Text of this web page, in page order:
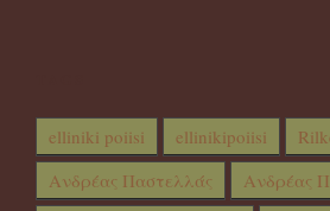
elliniki poiisi ellinikipoiisi
Ανδρέας Παστελλάς
Ανδρέας